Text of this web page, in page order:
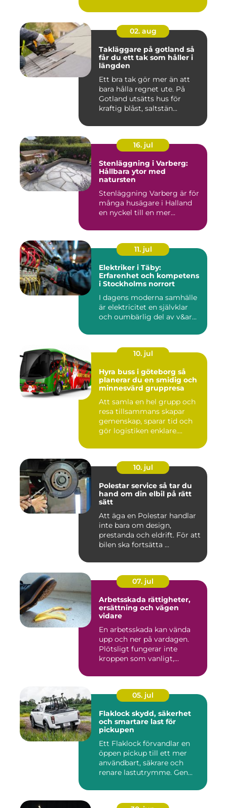
02. aug
Takläggare på gotland så
får du ett tak som håller i
längden
Ett bra tak gör mer än att
bara hålla regnet ute. På
Gotland utsätts hus för
kraftig blåst, saltstän...
16. jul
Stenläggning i Varberg:
Hållbara ytor med
natursten
Stenläggning Varberg är för
många husägare i Halland
en nyckel till en mer...
11. jul
Elektriker i Täby:
Erfarenhet och kompetens
i Stockholms norrort
I dagens moderna samhälle
är elektricitet en självklar
och oumbärlig del av v&ar...
10. jul
Hyra buss i göteborg så
planerar du en smidig och
minnesvärd gruppresa
Att samla en hel grupp och
resa tillsammans skapar
gemenskap, sparar tid och
gör logistiken enklare....
10. jul
Polestar service så tar du
hand om din elbil på rätt
sätt
Att äga en Polestar handlar
inte bara om design,
prestanda och eldrift. För att
bilen ska fortsätta ...
07. jul
Arbetsskada rättigheter,
ersättning och vägen
vidare
En arbetsskada kan vända
upp och ner på vardagen.
Plötsligt fungerar inte
kroppen som vanligt,
05. jul
Flaklock skydd, säkerhet
och smartare last för
pickupen
Ett Flaklock förvandlar en
öppen pickup till ett mer
användbart, säkrare och
renare lastutrymme. Gen...